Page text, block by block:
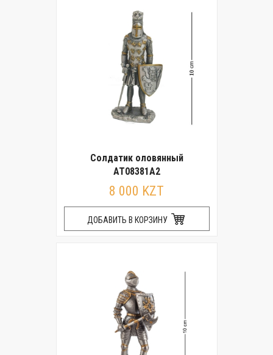
Солдатик оловянный
AT08381A2
8 000 KZT
ДОБАВИТЬ В КОРЗИНУ